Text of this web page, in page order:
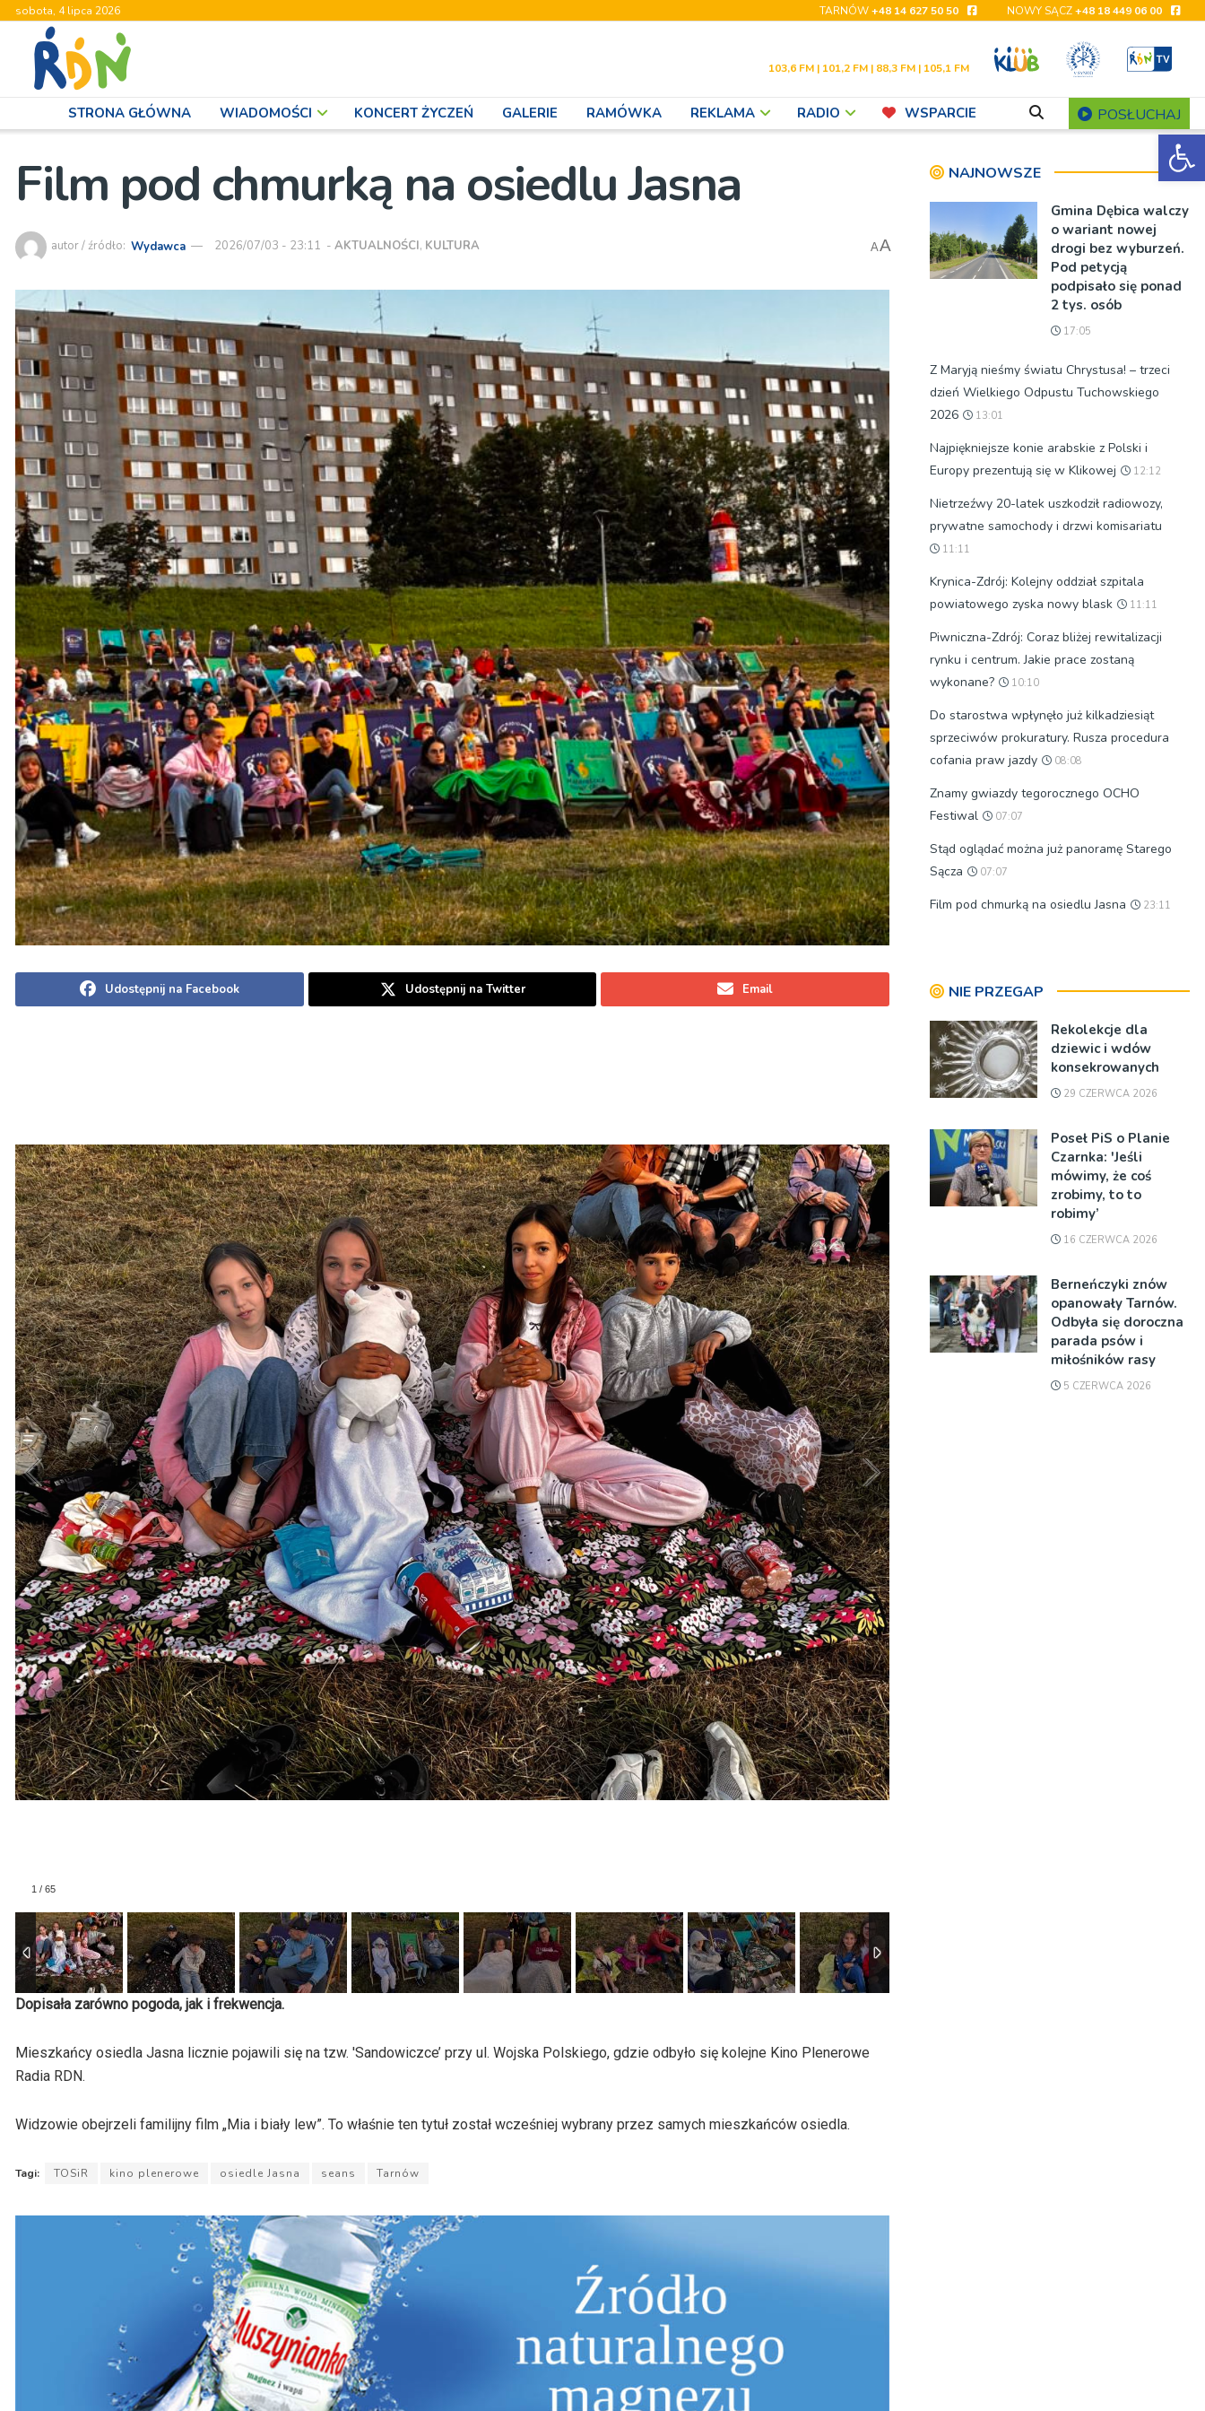
sobota, 4 lipca 2026 TARNÓW+48 14 627 50 50 NOWY SĄCZ+48 18 449 06 00
103,6 FM | 101,2 FM | 88,3 FM | 105,1 FM
STRONA GŁÓWNA WIADOMOŚCI KONCERT ŻYCZEŃ GALERIE RAMÓWKA REKLAMA RADIO WSPARCIE POSŁUCHAJ
Film pod chmurką na osiedlu Jasna
autor / źródło: Wydawca 2026/07/03 - 23:11 - AKTUALNOŚCI, KULTURA AA
Udostępnij na Facebook Udostępnij na Twitter Email
Dopisała zarówno pogoda, jak i frekwencja.
Mieszkańcy osiedla Jasna licznie pojawili się na tzw. 'Sandowiczce’ przy ul. Wojska Polskiego, gdzie odbyło się kolejne Kino Plenerowe
Radia RDN.
Widzowie obejrzeli familijny film „Mia i biały lew”. To właśnie ten tytuł został wcześniej wybrany przez samych mieszkańców osiedla.
Tagi: TOSiR kino plenerowe osiedle Jasna seans Tarnów
NAJNOWSZE
Gmina Dębica walczy
o wariant nowej
drogi bez wyburzeń.
Pod petycją
podpisało się ponad
2 tys. osób
17:05
Z Maryją nieśmy światu Chrystusa! – trzeci
dzień Wielkiego Odpustu Tuchowskiego
2026
13:01
Najpiękniejsze konie arabskie z Polski i
Europy prezentują się w Klikowej
12:12
Nietrzeźwy 20-latek uszkodził radiowozy,
prywatne samochody i drzwi komisariatu
11:11
Krynica-Zdrój: Kolejny oddział szpitala
powiatowego zyska nowy blask
11:11
Piwniczna-Zdrój: Coraz bliżej rewitalizacji
rynku i centrum. Jakie prace zostaną
wykonane?
10:10
Do starostwa wpłynęło już kilkadziesiąt
sprzeciwów prokuratury. Rusza procedura
cofania praw jazdy
08:08
Znamy gwiazdy tegorocznego OCHO
Festiwal
07:07
Stąd oglądać można już panoramę Starego
Sącza
07:07
Film pod chmurką na osiedlu Jasna 23:11
NIE PRZEGAP
Rekolekcje dla
dziewic i wdów
konsekrowanych
29 CZERWCA 2026
Poseł PiS o Planie
Czarnka: 'Jeśli
mówimy, że coś
zrobimy, to to
robimy’
16 CZERWCA 2026
Berneńczyki znów
opanowały Tarnów.
Odbyła się doroczna
parada psów i
miłośników rasy
5 CZERWCA 2026